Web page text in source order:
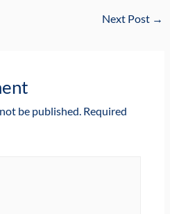
Next Post →
be published. Required